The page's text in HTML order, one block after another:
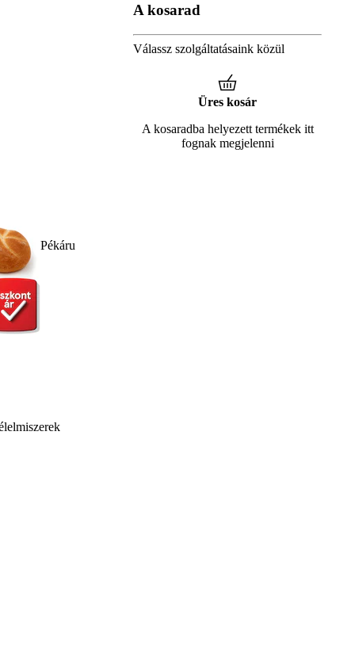
Pékáru
A kosarad
Válassz szolgáltatásaink közül
Üres kosár
A kosaradba helyezett termékek itt
fognak megjelenni